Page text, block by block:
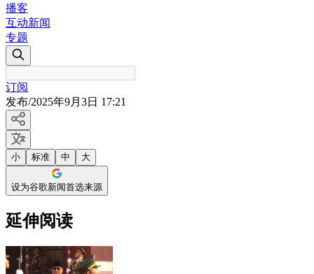
播客
互动新闻
专题
订阅
发布/2025年9月3日 17:21
小 标准 中 大
设为谷歌新闻首选来源
延伸阅读